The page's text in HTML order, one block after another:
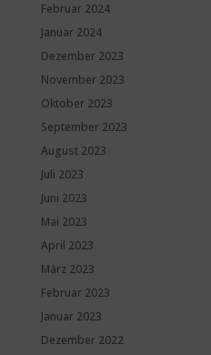
Februar 2024
Januar 2024
Dezember 2023
November 2023
Oktober 2023
September 2023
August 2023
Juli 2023
Juni 2023
Mai 2023
April 2023
März 2023
Februar 2023
Januar 2023
Dezember 2022